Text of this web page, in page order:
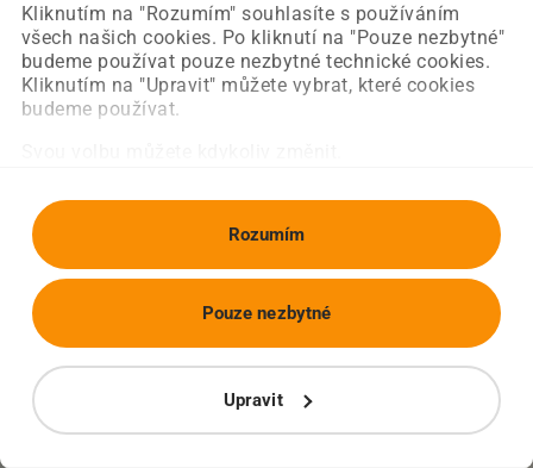
Kliknutím na "Rozumím" souhlasíte s používáním
všech našich cookies. Po kliknutí na "Pouze nezbytné"
budeme používat pouze nezbytné technické cookies.
Kliknutím na "Upravit" můžete vybrat, které cookies
budeme používat.
Rozumím
Upravit
Pouze nezbytné
Obnovit stránku Úvodní strana